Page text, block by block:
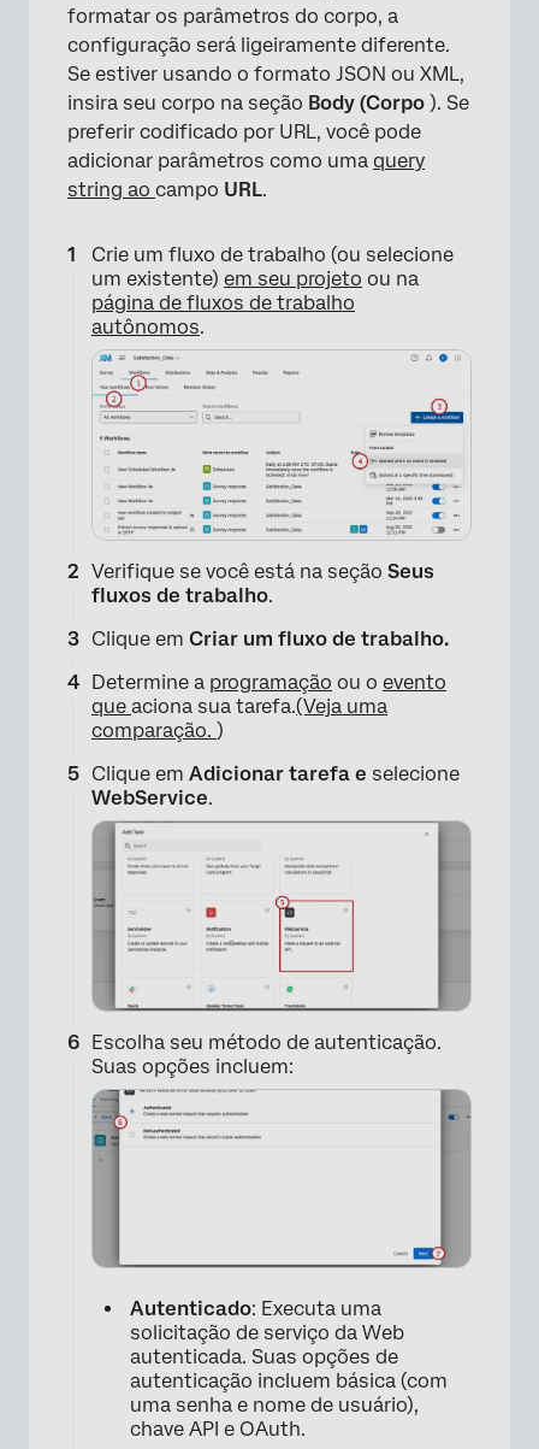
formatar os parâmetros do corpo, a
configuração será ligeiramente diferente.
Se estiver usando o formato JSON ou XML,
insira seu corpo na seção Body (Corpo ). Se
preferir codificado por URL, você pode
adicionar parâmetros como uma query
string ao campo URL.
Crie um fluxo de trabalho (ou selecione
um existente) em seu projeto ou na
página de fluxos de trabalho
autônomos.
Verifique se você está na seção Seus
fluxos de trabalho.
Clique em Criar um fluxo de trabalho.
Determine a programação ou o evento
que aciona sua tarefa.(Veja uma
comparação. )
Clique em Adicionar tarefa e selecione
WebService.
Escolha seu método de autenticação.
Suas opções incluem:
Autenticado: Executa uma
solicitação de serviço da Web
autenticada. Suas opções de
autenticação incluem básica (com
uma senha e nome de usuário),
chave API e OAuth.